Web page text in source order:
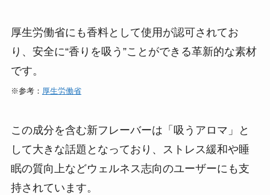
厚生労働省にも香料として使用が認可されてお
り、安全に“香りを吸う”ことができる革新的な素材
です​。
※参考： 厚生労働省
この成分を含む新フレーバーは「吸うアロマ」と
して大きな話題となっており、ストレス緩和や睡
眠の質向上などウェルネス志向のユーザーにも支
持されています​。